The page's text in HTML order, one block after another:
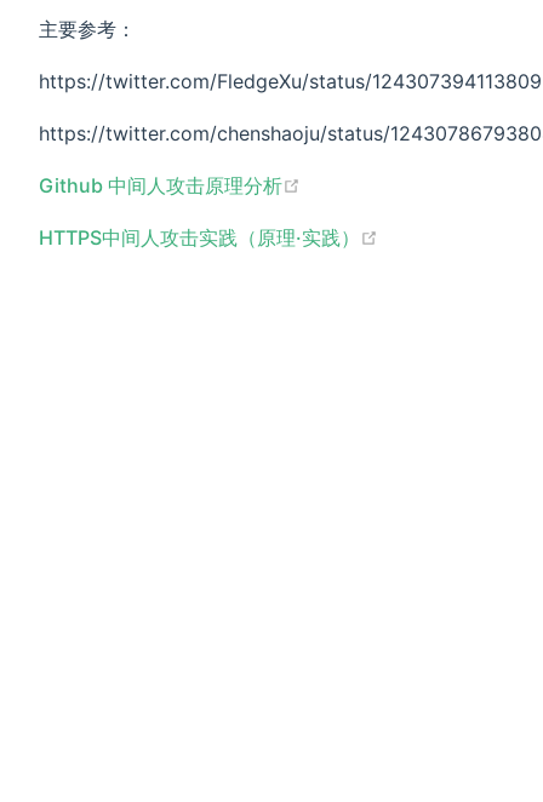
主要参考：
https://twitter.com/FledgeXu/status/
https://twitter.com/chenshaoju/status/
Github 中间人攻击原理分析
HTTPS中间人攻击实践（原理·实践）